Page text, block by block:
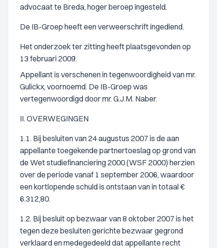
advocaat te Breda, hoger beroep ingesteld.
De IB-Groep heeft een verweerschrift ingediend.
Het onderzoek ter zitting heeft plaatsgevonden op
13 februari 2009.
Appellant is verschenen in tegenwoordigheid van mr.
Gulickx, voornoemd. De IB-Groep was
vertegenwoordigd door mr. G.J.M. Naber.
II. OVERWEGINGEN
1.1. Bij besluiten van 24 augustus 2007 is de aan
appellante toegekende partnertoeslag op grond van
de Wet studiefinanciering 2000 (WSF 2000) herzien
over de periode vanaf 1 september 2006, waardoor
een kortlopende schuld is ontstaan van in totaal €
6.312,80.
1.2. Bij besluit op bezwaar van 8 oktober 2007 is het
tegen deze besluiten gerichte bezwaar gegrond
verklaard en medegedeeld dat appellante recht